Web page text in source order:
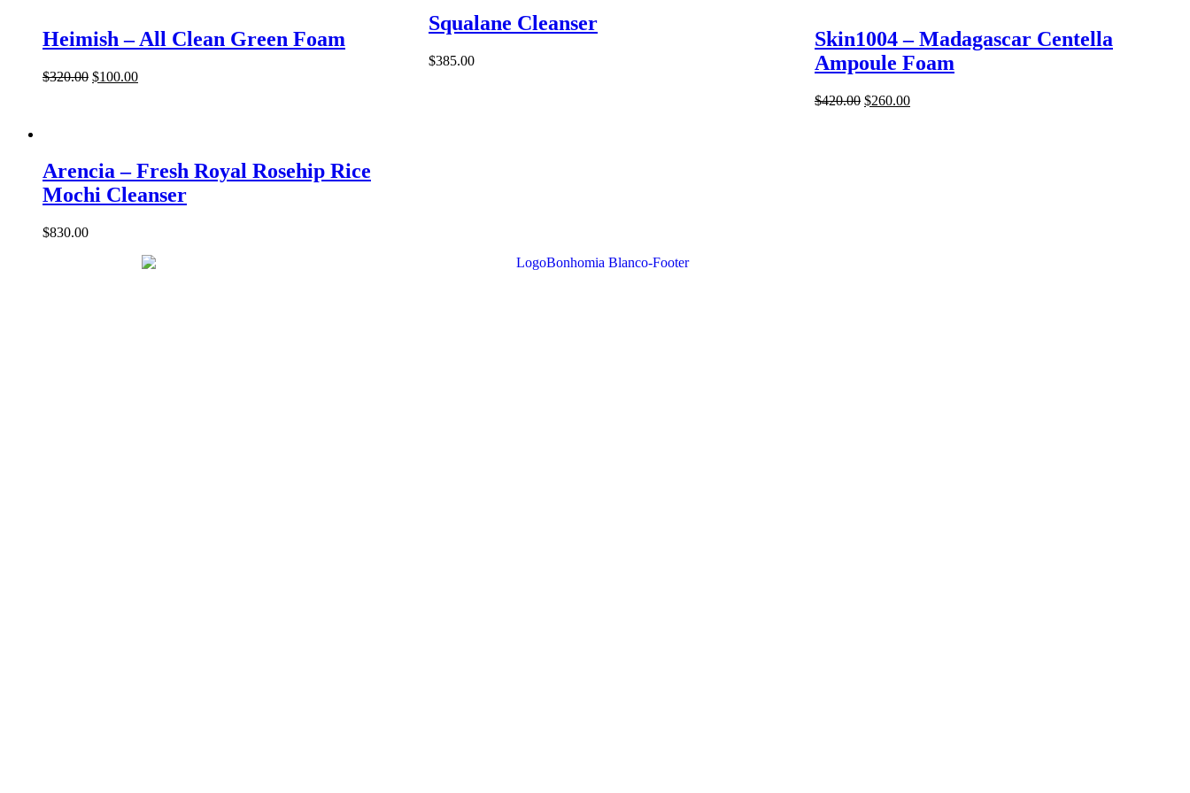
Heimish – All Clean Green Foam
$320.00 $100.00
Squalane Cleanser
$385.00
Skin1004 – Madagascar Centella
Ampoule Foam
$420.00 $260.00
Arencia – Fresh Royal Rosehip Rice
Mochi Cleanser
$830.00